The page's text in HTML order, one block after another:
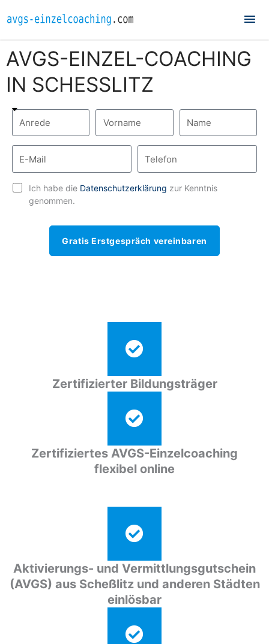
AVGS-EINZEL-COACHING
IN SCHESSLITZ
Ich habe die Datenschutzerklärung zur Kenntnis
genommen.
Gratis Erstgespräch vereinbaren
Zertifizierter Bildungsträger
Zertifiziertes AVGS-Einzelcoaching
flexibel online
Aktivierungs- und Vermittlungsgutschein
(AVGS) aus Scheßlitz und anderen Städten
einlösbar